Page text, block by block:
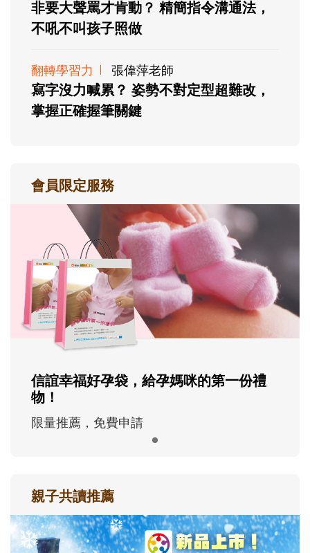
非要大聲罵才肯動？ 精簡指令溝通法，
不吼不叫孩子照做
翻轉學習力 張偉萍老師
寫字沒力喊累？ 姿勢不對定型超難改，
掌握正確握筆關鍵
會員限定服務
信誼幸福好孕袋，給孕媽咪的第一份禮
物！
限量推薦，免費申請
親子共讀推薦